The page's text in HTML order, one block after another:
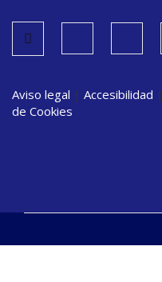
Aviso legal | Accesibilidad |
de Cookies